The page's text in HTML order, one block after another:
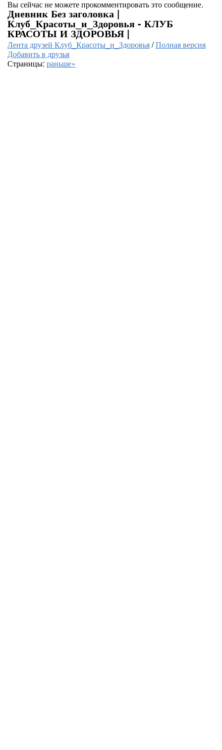
Вы сейчас не можете прокомментировать это сообщение.
Дневник Без заголовка |
Клуб_Красоты_и_Здоровья - КЛУБ
КРАСОТЫ И ЗДОРОВЬЯ |
Лента друзей Клуб_Красоты_и_Здоровья/Полная версия
Добавить в друзья
Страницы: раньше»